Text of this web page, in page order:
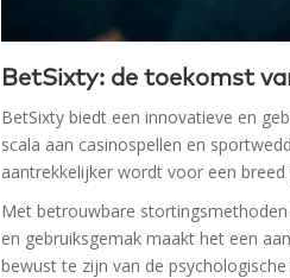
BetSixty: de toekomst
BetSixty biedt een innovatieve en
scala aan casinospellen en
aantrekkelijker wordt voor een breed
Met betrouwbare
en gebruiksgemak maakt het een
bewust te zijn van de